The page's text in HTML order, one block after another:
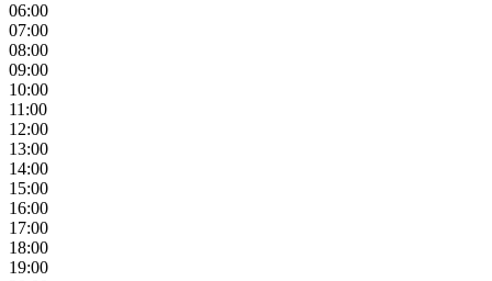
06:00
07:00
08:00
09:00
10:00
11:00
12:00
13:00
14:00
15:00
16:00
17:00
18:00
19:00